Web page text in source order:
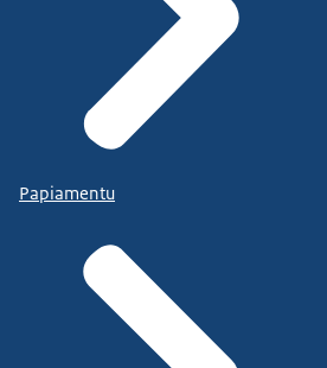
Papiamentu